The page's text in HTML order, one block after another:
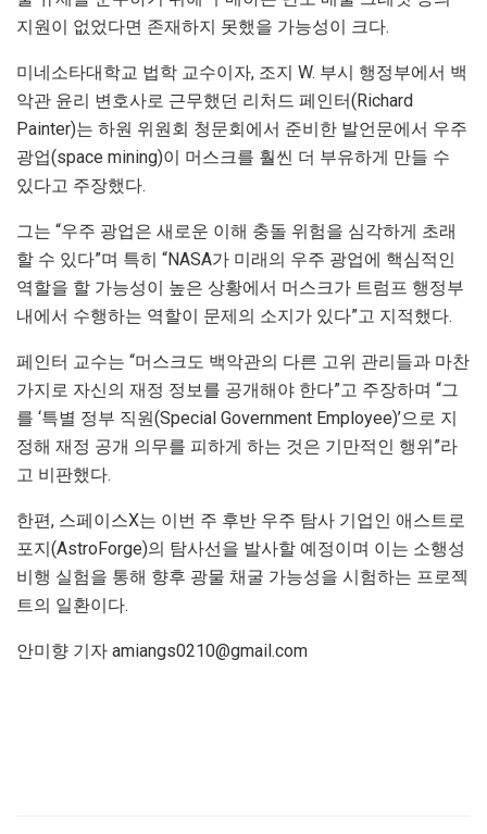
지원이 없었다면 존재하지 못했을 가능성이 크다.
미네소타대학교 법학 교수이자, 조지 W. 부시 행정부에서 백
악관 윤리 변호사로 근무했던 리처드 페인터(Richard
Painter)는 하원 위원회 청문회에서 준비한 발언문에서 우주
광업(space mining)이 머스크를 훨씬 더 부유하게 만들 수
있다고 주장했다.
그는 “우주 광업은 새로운 이해 충돌 위험을 심각하게 초래
할 수 있다”며 특히 “NASA가 미래의 우주 광업에 핵심적인
역할을 할 가능성이 높은 상황에서 머스크가 트럼프 행정부
내에서 수행하는 역할이 문제의 소지가 있다”고 지적했다.
페인터 교수는 “머스크도 백악관의 다른 고위 관리들과 마찬
가지로 자신의 재정 정보를 공개해야 한다”고 주장하며 “그
를 ‘특별 정부 직원(Special Government Employee)’으로 지
정해 재정 공개 의무를 피하게 하는 것은 기만적인 행위”라
고 비판했다.
한편, 스페이스X는 이번 주 후반 우주 탐사 기업인 애스트로
포지(AstroForge)의 탐사선을 발사할 예정이며 이는 소행성
비행 실험을 통해 향후 광물 채굴 가능성을 시험하는 프로젝
트의 일환이다.
안미향 기자 amiangs0210@gmail.com